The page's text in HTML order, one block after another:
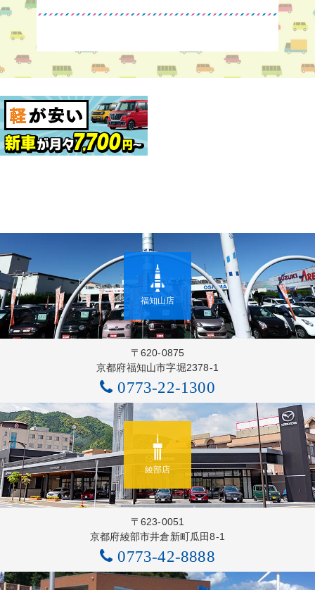
福知山店
〒620-0875
京都府福知山市字堀2378-1
0773-22-1300
綾部店
〒623-0051
京都府綾部市井倉新町瓜田8-1
0773-42-8888